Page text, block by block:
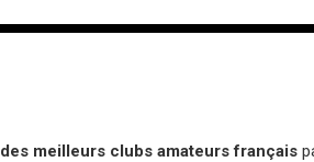
des meilleurs clubs amateurs français